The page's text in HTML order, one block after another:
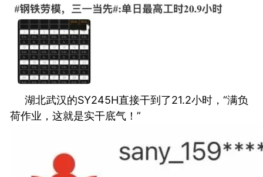
湖北武汉的SY245H直接干到了21.2小时，“满负
荷作业，这就是实干底气！”